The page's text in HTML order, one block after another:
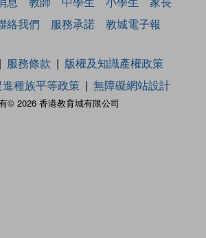
絡我們 服務承諾 教城電子報
© 2026 香港教育城有限公司
服務條款
版權及知識產權政策
進種族平等政策 無障礙網站設計